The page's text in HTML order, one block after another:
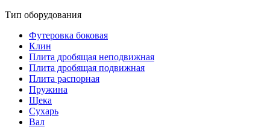
Тип оборудования
Футеровка боковая
Клин
Плита дробящая неподвижная
Плита дробящая подвижная
Плита распорная
Пружина
Щека
Сухарь
Вал